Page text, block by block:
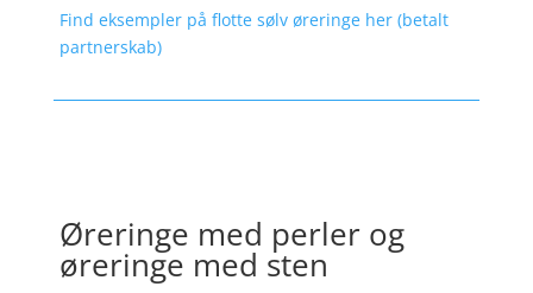
Find eksempler på flotte sølv øreringe her (betalt
partnerskab)
Øreringe med perler og
øreringe med sten